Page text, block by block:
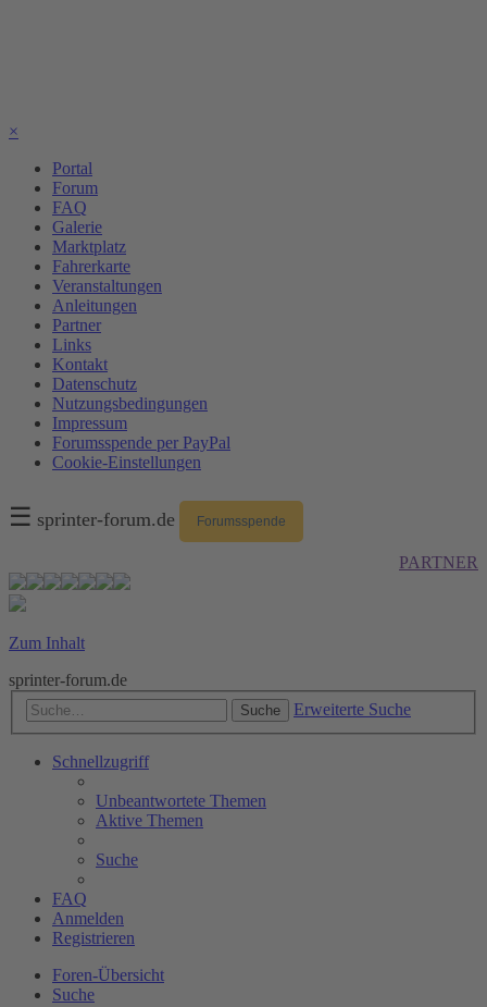
×
Portal
Forum
FAQ
Galerie
Marktplatz
Fahrerkarte
Veranstaltungen
Anleitungen
Partner
Links
Kontakt
Datenschutz
Nutzungsbedingungen
Impressum
Forumsspende per PayPal
Cookie-Einstellungen
☰ sprinter-forum.de Forumsspende
PARTNER
Zum Inhalt
sprinter-forum.de
Suche Erweiterte Suche
Schnellzugriff
Unbeantwortete Themen
Aktive Themen
Suche
FAQ
Anmelden
Registrieren
Foren-Übersicht
Suche